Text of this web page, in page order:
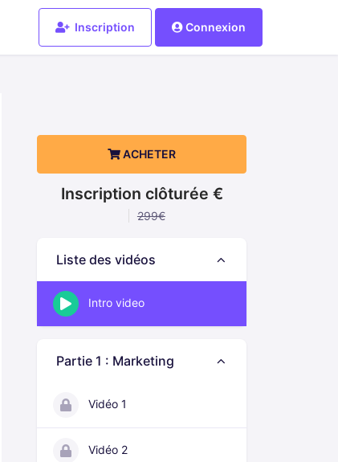
Inscription Connexion
ACHETER
Inscription clôturée €
299€
Liste des vidéos
Intro video
Partie 1 : Marketing
Vidéo 1
Vidéo 2